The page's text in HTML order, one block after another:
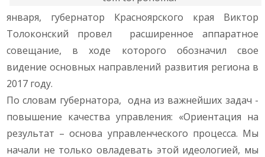
января, губернатор Красноярского края Виктор
Толоконский провел расширенное аппаратное
совещание, в ходе которого обозначил свое
видение основных направлений развития региона в
2017 году.
По словам губернатора, одна из важнейших задач -
повышение качества управления: «Ориентация на
результат – основа управленческого процесса. Мы
начали не только овладевать этой идеологией, мы